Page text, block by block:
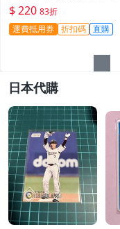
MLB 老虎隊新人卡
$ 220 83折
運費抵用券 折扣碼 直購
日本代購